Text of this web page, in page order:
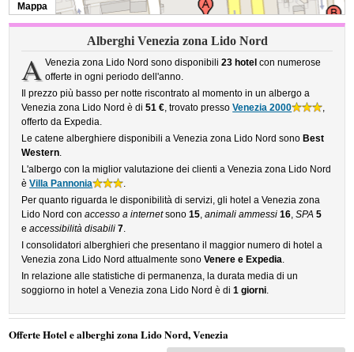
Mappa
Alberghi Venezia zona Lido Nord
A Venezia zona Lido Nord sono disponibili 23 hotel con numerose
offerte in ogni periodo dell'anno.
Il prezzo più basso per notte riscontrato al momento in un albergo a
Venezia zona Lido Nord è di51 €, trovato pressoVenezia 2000
,
offerto da Expedia.
Le catene alberghiere disponibili a Venezia zona Lido Nord sono Best
Western.
L'albergo con la miglior valutazione dei clienti a Venezia zona Lido Nord
èVilla Pannonia
.
Per quanto riguarda le disponibilità di servizi, gli hotel a Venezia zona
Lido Nord conaccesso a internetsono15,animali ammessi 16,SPA 5
eaccessibilità disabili 7.
I consolidatori alberghieri che presentano il maggior numero di hotel a
Venezia zona Lido Nord attualmente sonoVenere e Expedia.
In relazione alle statistiche di permanenza, la durata media di un
soggiorno in hotel a Venezia zona Lido Nord è di1 giorni.
Offerte Hotel e alberghi zona Lido Nord, Venezia